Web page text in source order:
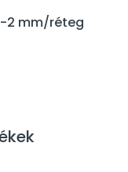
2 mm/réteg